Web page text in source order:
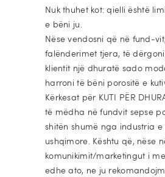
Nuk thuhet kot: qielli është
e bëni ju.
Nëse vendosni që në fund-
falënderimet tjera, të
klientit një dhuratë sado
harroni të bëni porositë e
Kërkesat për KUTI PËR
të mëdha në fundvit sepse
shitën shumë nga industria
ushqimore. Kështu që, nëse
komunikimit/marketingut i
edhe ato, ne ju